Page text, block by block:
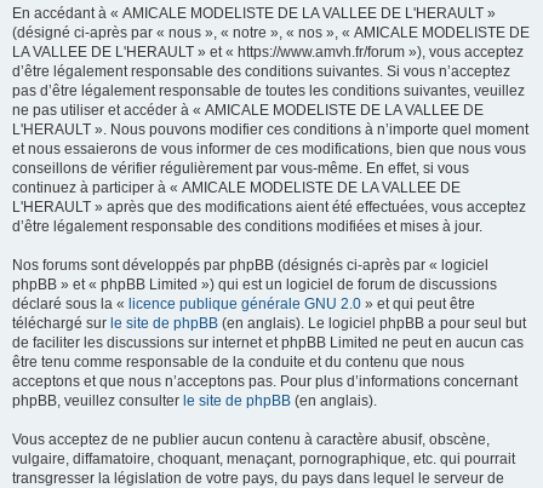
En accédant à « AMICALE MODELISTE DE LA VALLEE DE L'HERAULT »
(désigné ci-après par « nous », « notre », « nos », « AMICALE MODELISTE DE
LA VALLEE DE L'HERAULT » et « https://www.amvh.fr/forum »), vous acceptez
d’être légalement responsable des conditions suivantes. Si vous n’acceptez
pas d’être légalement responsable de toutes les conditions suivantes, veuillez
ne pas utiliser et accéder à « AMICALE MODELISTE DE LA VALLEE DE
L'HERAULT ». Nous pouvons modifier ces conditions à n’importe quel moment
et nous essaierons de vous informer de ces modifications, bien que nous vous
conseillons de vérifier régulièrement par vous-même. En effet, si vous
continuez à participer à « AMICALE MODELISTE DE LA VALLEE DE
L'HERAULT » après que des modifications aient été effectuées, vous acceptez
d’être légalement responsable des conditions modifiées et mises à jour.
Nos forums sont développés par phpBB (désignés ci-après par « logiciel
phpBB » et « phpBB Limited ») qui est un logiciel de forum de discussions
déclaré sous la « licence publique générale GNU 2.0 » et qui peut être
téléchargé sur le site de phpBB (en anglais). Le logiciel phpBB a pour seul but
de faciliter les discussions sur internet et phpBB Limited ne peut en aucun cas
être tenu comme responsable de la conduite et du contenu que nous
acceptons et que nous n’acceptons pas. Pour plus d’informations concernant
phpBB, veuillez consulter le site de phpBB (en anglais).
Vous acceptez de ne publier aucun contenu à caractère abusif, obscène,
vulgaire, diffamatoire, choquant, menaçant, pornographique, etc. qui pourrait
transgresser la législation de votre pays, du pays dans lequel le serveur de